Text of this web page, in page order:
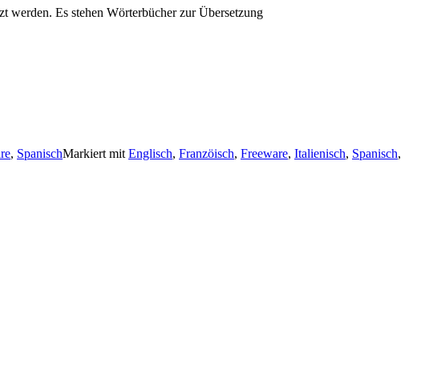
werden. Es stehen Wörterbücher zur Übersetzung
, SpanischMarkiert mit Englisch, Franzöisch, Freeware, Italienisch, Spanisch,